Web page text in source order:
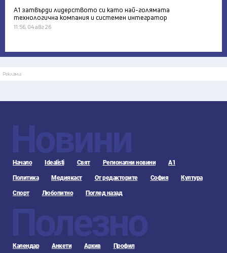
А1 затвърди лидерството си като най-голямата
технологична компания и системен интегратор
11:56, 04 авг 26
Реклама
Новини
Начало Idealisti Свят Регионални новини А1
Политика Медиякаст От редакторите София Култура
Спорт Любопитно Поглед назад
Полезно
Календар Анкети Архив Профил